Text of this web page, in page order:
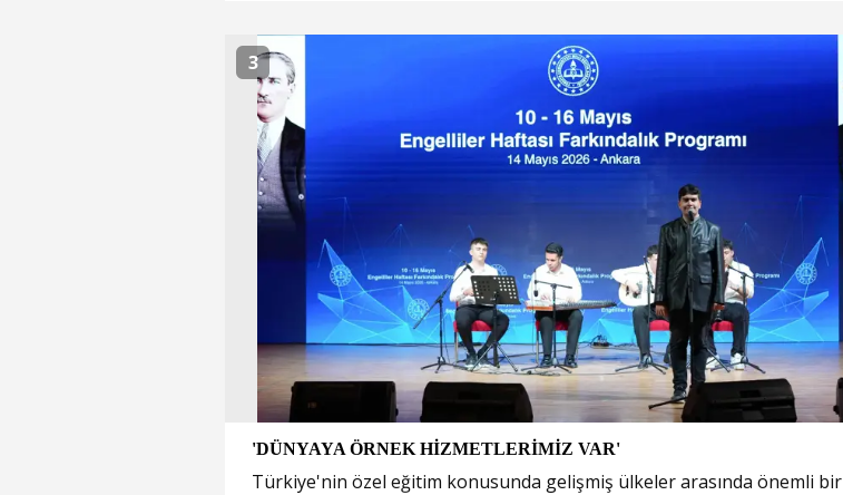
3
'DÜNYAYA ÖRNEK HİZMETLERİMİZ VAR'
Türkiye'nin özel eğitim konusunda gelişmiş ülkeler arasında önemli bir